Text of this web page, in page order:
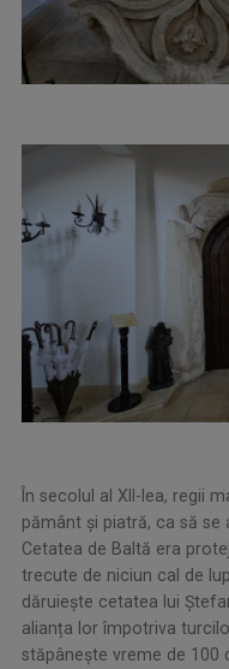
În secolul al XII-lea, regii
pământ și piatră, ca să se
Cetatea de Baltă era
trecute de niciun cal de
dăruiește cetatea lui
alianța lor împotriva
stăpânește vreme de 100